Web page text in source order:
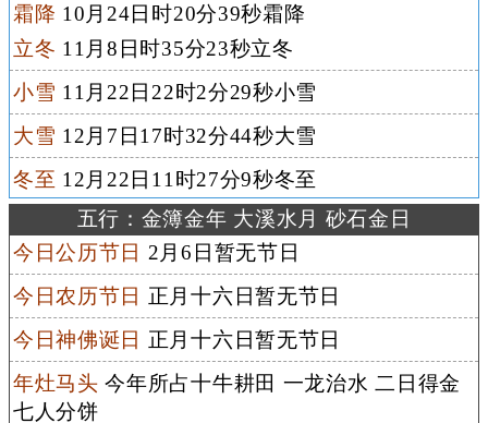
霜降 10月24日时20分39秒霜降
立冬 11月8日时35分23秒立冬
小雪 11月22日22时2分29秒小雪
大雪 12月7日17时32分44秒大雪
冬至 12月22日11时27分9秒冬至
五行：金簿金年 大溪水月 砂石金日
今日公历节日 2月6日暂无节日
今日农历节日 正月十六日暂无节日
今日神佛诞日 正月十六日暂无节日
年灶马头 今年所占十牛耕田 一龙治水 二日得金
七人分饼